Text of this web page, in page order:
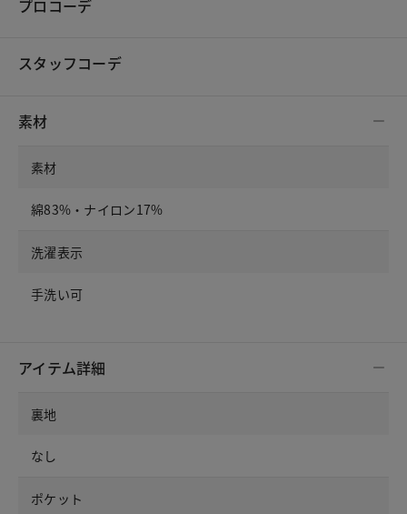
プロコーデ
スタッフコーデ
素材
素材
綿83%・ナイロン17%
洗濯表示
手洗い可
アイテム詳細
裏地
なし
ポケット